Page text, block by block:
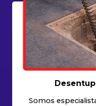
Somos